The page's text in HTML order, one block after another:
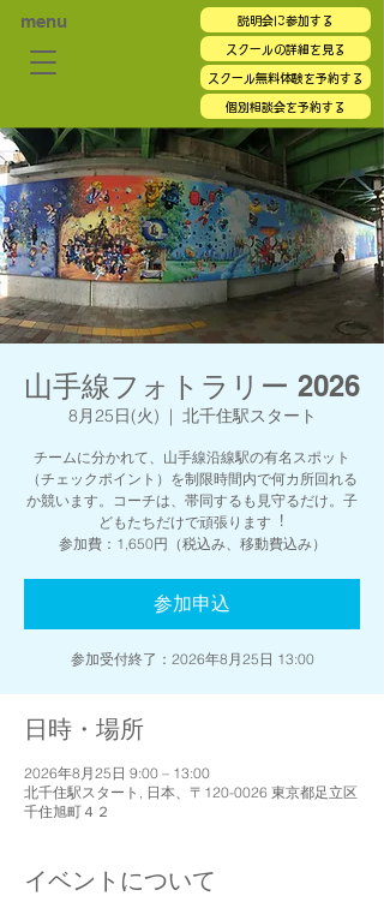
menu 説明会に参加する
スクールの詳細を見る
スクール無料体験を予約する
個別相談会を予約する
山手線フォトラリー 2026
8月25日(火)
  |
北千住駅スタート
チームに分かれて、山手線沿線駅の有名スポット
（チェックポイント）を制限時間内で何カ所回れる
か競います。コーチは、帯同するも⾒守るだけ。⼦
どもたちだけで頑張ります︕
参加費：1,650円（税込み、移動費込み）
参加申込
参加受付終了：2026年8月25日 13:00
日時・場所
2026年8月25日 9:00 – 13:00
北千住駅スタート, 日本、〒120-0026 東京都足立区
千住旭町４２
イベントについて